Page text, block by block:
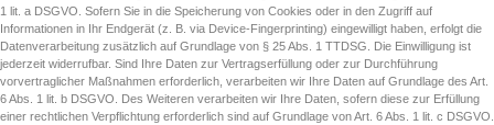
1 lit. a DSGVO. Sofern Sie in die Speicherung von Cookies oder in den Zugriff auf
Informationen in Ihr Endgerät (z. B. via Device-Fingerprinting) eingewilligt haben, erfolgt die
Datenverarbeitung zusätzlich auf Grundlage von § 25 Abs. 1 TTDSG. Die Einwilligung ist
jederzeit widerrufbar. Sind Ihre Daten zur Vertragserfüllung oder zur Durchführung
vorvertraglicher Maßnahmen erforderlich, verarbeiten wir Ihre Daten auf Grundlage des Art.
6 Abs. 1 lit. b DSGVO. Des Weiteren verarbeiten wir Ihre Daten, sofern diese zur Erfüllung
einer rechtlichen Verpflichtung erforderlich sind auf Grundlage von Art. 6 Abs. 1 lit. c DSGVO.